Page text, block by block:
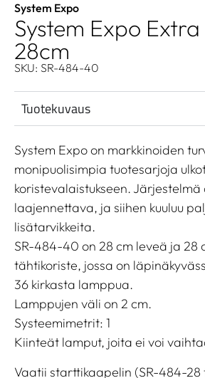
System Expo
System Expo
28cm
SKU: SR-484-40
Tuotekuvaus
System Expo on markkinoiden
monipuolisimpia tuotesarjoja
koristevalaistukseen. Järjestelmä
laajennettava, ja siihen kuuluu
lisätarvikkeita.
SR-484-40 on 28 cm leveä ja 28
tähtikoriste, jossa on
36 kirkasta lamppua.
Lamppujen väli on 2 cm.
Systeemimetrit: 1
Kiinteät lamput, joita ei voi
Vaatii starttikaapelin (SR-484-28